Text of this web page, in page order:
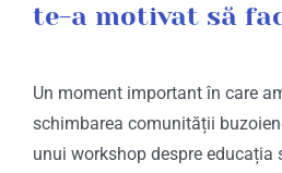
te-a motivat să
Un moment important în care
schimbarea comunității
unui workshop despre educația